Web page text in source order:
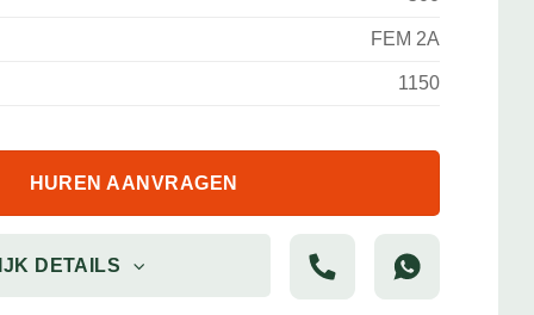
FEM 2A
1150
HUREN AANVRAGEN
DETAILS